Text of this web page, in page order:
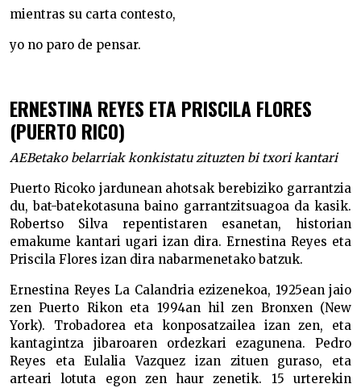
mientras su carta contesto,
yo no paro de pensar.
ERNESTINA REYES ETA PRISCILA FLORES
(PUERTO RICO)
AEBetako belarriak konkistatu zituzten bi txori kantari
Puerto Ricoko jardunean ahotsak berebiziko garrantzia
du, bat-batekotasuna baino garrantzitsuagoa da kasik.
Robertso Silva repentistaren esanetan, historian
emakume kantari ugari izan dira. Ernestina Reyes eta
Priscila Flores izan dira nabarmenetako batzuk.
Ernestina Reyes La Calandria ezizenekoa, 1925ean jaio
zen Puerto Rikon eta 1994an hil zen Bronxen (New
York). Trobadorea eta konposatzailea izan zen, eta
kantagintza jibaroaren ordezkari ezagunena. Pedro
Reyes eta Eulalia Vazquez izan zituen guraso, eta
arteari lotuta egon zen haur zenetik. 15 urterekin